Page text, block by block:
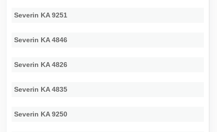
Severin KA 9251
Severin KA 4846
Severin KA 4826
Severin KA 4835
Severin KA 9250